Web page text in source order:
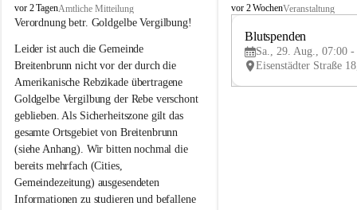
B
r
i
t
e
n
b
r
u
n
n
a
m
vor 2 TagenAmtliche Mitteilung
Verordnung betr. Goldgelbe Vergilbung!
Leider ist auch die Gemeinde
Breitenbrunn nicht vor der durch die
Amerikanische Rebzikade übertragene
Goldgelbe Vergilbung der Rebe verschont
geblieben. Als Sicherheitszone gilt das
gesamte Ortsgebiet von Breitenbrunn
(siehe Anhang). Wir bitten nochmal die
bereits mehrfach (Cities,
Gemeindezeitung) ausgesendeten
Informationen zu studieren und befallene
B
e
vor 2 WochenVeranstaltung
Blutspenden
Sa., 29. Aug., 07:00 -